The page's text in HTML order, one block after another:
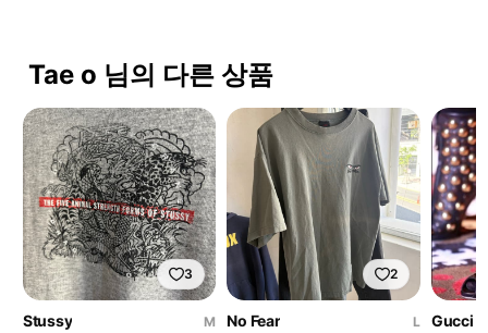
Tae o 님의 다른 상품
3
Stussy
M
2
No Fear
L
Gucci